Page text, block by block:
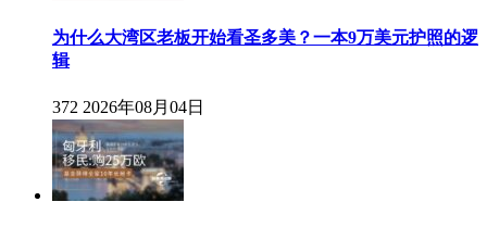
为什么大湾区老板开始看圣多美？一本9万美元护照的逻
辑
372 2026年08月04日